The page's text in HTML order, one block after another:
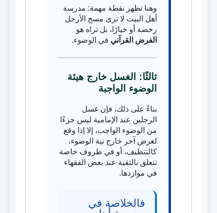
وهنا تظهر نقطة مهمة: مدرسة
أهل البيت لا ترى مسح الأرجل
رخصة أو خيارًا، بل تراه هو
الفرض القرآني في الوضوء.
ثالثًا: الغسل خارج هيئة
الوضوء الواجبة
بناءً على ذلك، فإن غسل
الرجلين عند الإمامية ليس جزءًا
من الوضوء الواجب، إلا إذا وقع
لغرض آخر خارج نية الوضوء،
كالتنظيف، أو في ظروف خاصة
تتعلق بالتقية عند بعض الفقهاء
في مواردها.
فالخلاصة في